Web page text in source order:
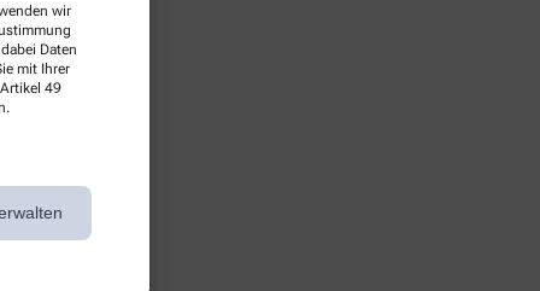
wir
Daten
mit Ihrer
49